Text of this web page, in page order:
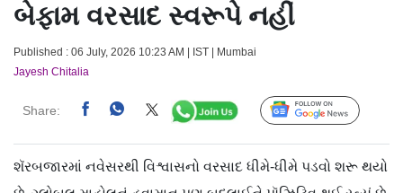
બેફામ વરસાદ સ્વરૂપે નહીં
Published : 06 July, 2026 10:23 AM | IST | Mumbai
Jayesh Chitalia
Share: Follow Us
શૅરબજારમાં નવેસરથી વિશ્વાસનો વરસાદ ધીમે-ધીમે પડવો શરૂ થયો